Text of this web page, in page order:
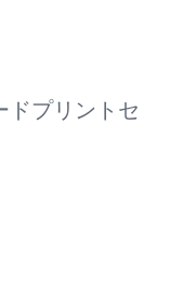
ドプリントセ